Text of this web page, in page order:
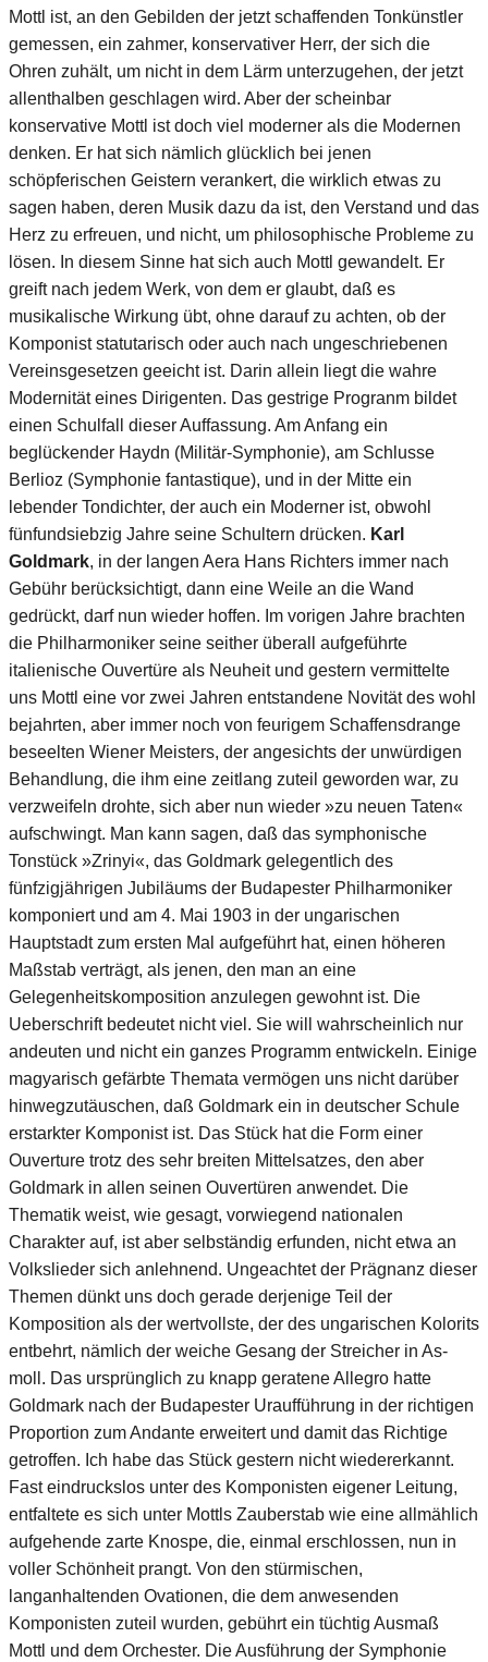
Mottl ist, an den Gebilden der jetzt schaffenden Tonkünstler
gemessen, ein zahmer, konservativer Herr, der sich die
Ohren zuhält, um nicht in dem Lärm unterzugehen, der jetzt
allenthalben geschlagen wird. Aber der scheinbar
konservative Mottl ist doch viel moderner als die Modernen
denken. Er hat sich nämlich glücklich bei jenen
schöpferischen Geistern verankert, die wirklich etwas zu
sagen haben, deren Musik dazu da ist, den Verstand und das
Herz zu erfreuen, und nicht, um philosophische Probleme zu
lösen. In diesem Sinne hat sich auch Mottl gewandelt. Er
greift nach jedem Werk, von dem er glaubt, daß es
musikalische Wirkung übt, ohne darauf zu achten, ob der
Komponist statutarisch oder auch nach ungeschriebenen
Vereinsgesetzen geeicht ist. Darin allein liegt die wahre
Modernität eines Dirigenten. Das gestrige Progranm bildet
einen Schulfall dieser Auffassung. Am Anfang ein
beglückender Haydn (Militär-Symphonie), am Schlusse
Berlioz (Symphonie fantastique), und in der Mitte ein
lebender Tondichter, der auch ein Moderner ist, obwohl
fünfundsiebzig Jahre seine Schultern drücken. Karl
Goldmark, in der langen Aera Hans Richters immer nach
Gebühr berücksichtigt, dann eine Weile an die Wand
gedrückt, darf nun wieder hoffen. Im vorigen Jahre brachten
die Philharmoniker seine seither überall aufgeführte
italienische Ouvertüre als Neuheit und gestern vermittelte
uns Mottl eine vor zwei Jahren entstandene Novität des wohl
bejahrten, aber immer noch von feurigem Schaffensdrange
beseelten Wiener Meisters, der angesichts der unwürdigen
Behandlung, die ihm eine zeitlang zuteil geworden war, zu
verzweifeln drohte, sich aber nun wieder »zu neuen Taten«
aufschwingt. Man kann sagen, daß das symphonische
Tonstück »Zrinyi«, das Goldmark gelegentlich des
fünfzigjährigen Jubiläums der Budapester Philharmoniker
komponiert und am 4. Mai 1903 in der ungarischen
Hauptstadt zum ersten Mal aufgeführt hat, einen höheren
Maßstab verträgt, als jenen, den man an eine
Gelegenheitskomposition anzulegen gewohnt ist. Die
Ueberschrift bedeutet nicht viel. Sie will wahrscheinlich nur
andeuten und nicht ein ganzes Programm entwickeln. Einige
magyarisch gefärbte Themata vermögen uns nicht darüber
hinwegzutäuschen, daß Goldmark ein in deutscher Schule
erstarkter Komponist ist. Das Stück hat die Form einer
Ouverture trotz des sehr breiten Mittelsatzes, den aber
Goldmark in allen seinen Ouvertüren anwendet. Die
Thematik weist, wie gesagt, vorwiegend nationalen
Charakter auf, ist aber selbständig erfunden, nicht etwa an
Volkslieder sich anlehnend. Ungeachtet der Prägnanz dieser
Themen dünkt uns doch gerade derjenige Teil der
Komposition als der wertvollste, der des ungarischen Kolorits
entbehrt, nämlich der weiche Gesang der Streicher in As-
moll. Das ursprünglich zu knapp geratene Allegro hatte
Goldmark nach der Budapester Uraufführung in der richtigen
Proportion zum Andante erweitert und damit das Richtige
getroffen. Ich habe das Stück gestern nicht wiedererkannt.
Fast eindruckslos unter des Komponisten eigener Leitung,
entfaltete es sich unter Mottls Zauberstab wie eine allmählich
aufgehende zarte Knospe, die, einmal erschlossen, nun in
voller Schönheit prangt. Von den stürmischen,
langanhaltenden Ovationen, die dem anwesenden
Komponisten zuteil wurden, gebührt ein tüchtig Ausmaß
Mottl und dem Orchester. Die Ausführung der Symphonie